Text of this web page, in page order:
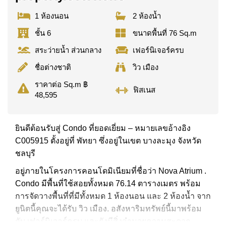
1 ห้องนอน
2 ห้องน้ำ
ชั้น 6
ขนาดพื้นที่ 76 Sq.m
สระว่ายน้ำ ส่วนกลาง
เฟอร์นิเจอร์ครบ
ชื่อต่างชาติ
วิว เมือง
ราคาต่อ Sq.m ฿
48,595
ฟิสเนส
ยินดีต้อนรับสู่ Condo ที่ยอดเยี่ยม – หมายเลขอ้างอิง
C005915 ตั้งอยู่ที่ พัทยา ซึ่งอยู่ในเขต บางละมุง จังหวัด
ชลบุรี
อยู่ภายในโครงการคอนโดมิเนียมที่ชื่อว่า Nova Atrium .
Condo มีพื้นที่ใช้สอยทั้งหมด 76.14 ตารางเมตร พร้อม
การจัดวางพื้นที่ที่มีทั้งหมด 1 ห้องนอน และ 2 ห้องน้ำ จาก
ยูนิตนี้คุณจะได้รับ วิว เมือง. อสังหาริมทรัพย์นี้มาพร้อม
กับ เฟอร์นิเจอร์ครบ และยังมีสิ่งอำนวยความสะดวก